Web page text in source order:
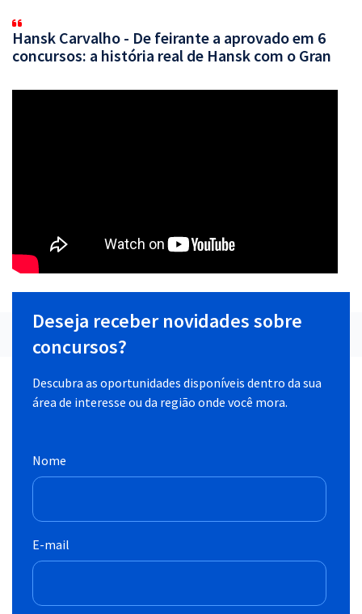
Hansk Carvalho - De feirante a aprovado em 6
concursos: a história real de Hansk com o Gran
Deseja receber novidades sobre
concursos?
Descubra as oportunidades disponíveis dentro da sua
área de interesse ou da região onde você mora.
Nome
E-mail